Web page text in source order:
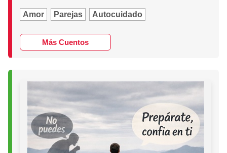
Amor Parejas Autocuidado
Más Cuentos